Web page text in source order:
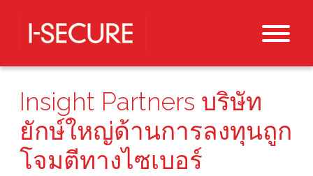
Insight Partners บริษัท
ยักษ์ใหญ่ด้านการลงทุนถูก
โจมตีทางไซเบอร์